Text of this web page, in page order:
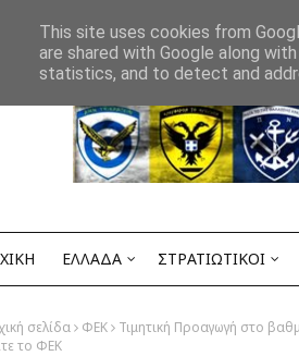
ΕΛΛΑΔΑ ΣΤΡΑΤΙΩΤΙΚΟΙ
σελίδα ΦΕΚ
Τιμητική Προαγωγή στο
το ΦΕΚ
This site uses cookies from
are shared with Google along
statistics, and to detect and